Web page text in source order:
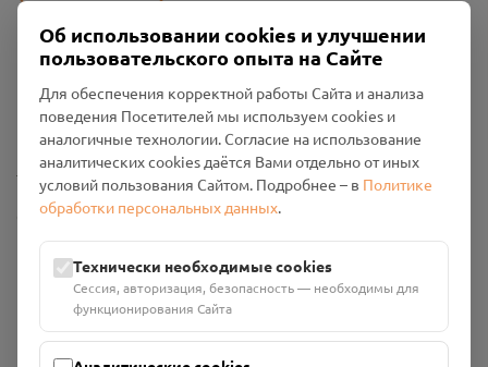
Политика конфиденциальности
Промо-материалы
Настройки cookies
Общество с ограниченной ответственностью «Смоленский
Проект Помним»
ИНН: 6700029207 ОГРН: 1256700001986
Юридический адрес: 216790, Смоленская область, р-н
Руднянский, г. Рудня, улица Западная, д. 26А, пом. 18
Номер счёта: 40702810901130004287 в АО "АЛЬФА-БАНК"
Об использовании cookies и улучшении
пользовательского опыта на Сайте
Для обеспечения корректной работы Сайта и анализа
поведения Посетителей мы используем cookies и
аналогичные технологии. Согласие на использование
аналитических cookies даётся Вами отдельно от иных
условий пользования Сайтом. Подробнее – в Политике
обработки персональных данных.
Технически необходимые cookies
Сессия, авторизация, безопасность — необходимы для
функционирования Сайта